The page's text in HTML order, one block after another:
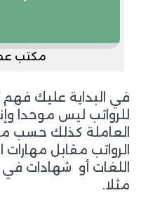
مكتب
في البداية عليك فهم
للرواتب ليس موحدا
العاملة كذلك حسب
الرواتب مقابل
اللغات أو شهادات في
مثلا.